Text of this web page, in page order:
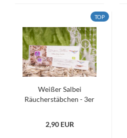
TOP
Weißer Salbei
Räucherstäbchen - 3er
2,90 EUR